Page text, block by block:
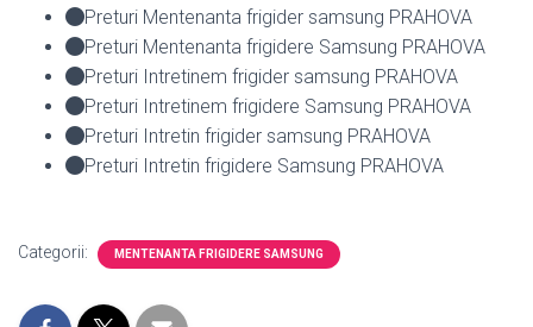
Preturi Mentenanta frigider samsung PRAHOVA
Preturi Mentenanta frigidere Samsung PRAHOVA
Preturi Intretinem frigider samsung PRAHOVA
Preturi Intretinem frigidere Samsung PRAHOVA
Preturi Intretin frigider samsung PRAHOVA
Preturi Intretin frigidere Samsung PRAHOVA
Categorii: MENTENANTA FRIGIDERE SAMSUNG